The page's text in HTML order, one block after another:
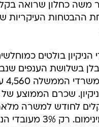
משה כחלון שרואה
ההבטחות העיקריות
הניקיון בולטים
שכרם הממוצע
שקלים לחודש למשרה
לשכר המינימום. רק